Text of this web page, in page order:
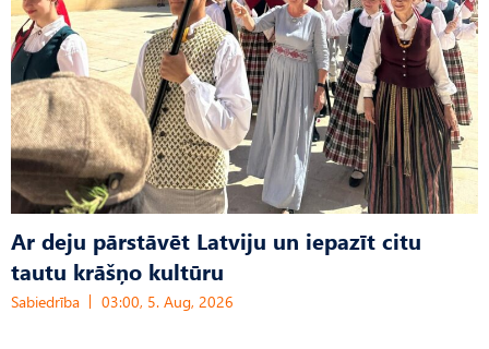
Ar deju pārstāvēt Latviju un iepazīt citu
tautu krāšņo kultūru
Sabiedrība 03:00, 5. Aug, 2026